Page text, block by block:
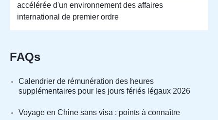
accélérée d'un environnement des affaires
international de premier ordre
FAQs
Calendrier de rémunération des heures
supplémentaires pour les jours fériés légaux 2026
Voyage en Chine sans visa : points à connaître